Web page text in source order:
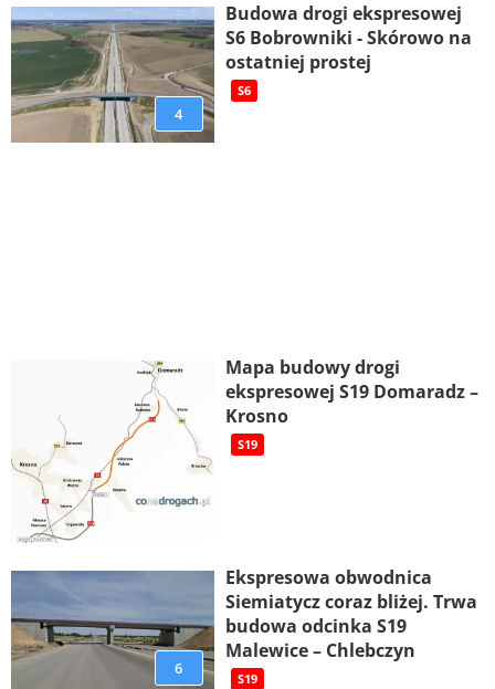
4
Budowa drogi ekspresowej
S6 Bobrowniki - Skórowo na
ostatniej prostej
S6
Mapa budowy drogi
ekspresowej S19 Domaradz –
Krosno
S19
6
Ekspresowa obwodnica
Siemiatycz coraz bliżej. Trwa
budowa odcinka S19
Malewice – Chlebczyn
S19